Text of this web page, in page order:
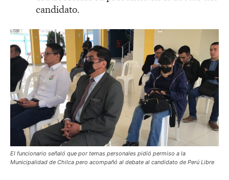
candidato.
El funcionario señaló que por temas personales pidió permiso a la
Municipalidad de Chilca pero acompañó al debate al candidato de Perú Libre